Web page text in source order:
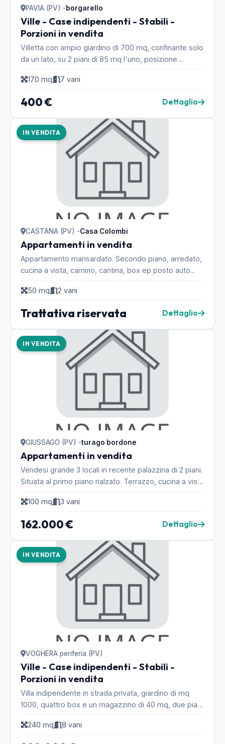
PAVIA (PV) -borgarello
Ville - Case indipendenti - Stabili -
Porzioni in vendita
Villetta con ampio giardino di 700 mq, confinante solo
da un lato, su 2 piani di 85 mq l'uno, posizione
tranquilla, ben arredata e in buono stato....
170 mq
7 vani
400 € Dettaglio
IN VENDITA
CASTANA (PV) -Casa Colombi
Appartamenti in vendita
Appartamento mansardato. Secondo piano, arredato,
cucina a vista, camino, cantina, box ep posto auto...
50 mq 2 vani
Trattativa riservata Dettaglio
IN VENDITA
GIUSSAGO (PV) -turago bordone
Appartamenti in vendita
Vendesi grande 3 locali in recente palazzina di 2 piani.
Situata al primo piano rialzato. Terrazzo, cucina a vista
ma possibilita’ di creare un muro e...
100 mq
3 vani
162.000 € Dettaglio
IN VENDITA
VOGHERA periferia (PV)
Ville - Case indipendenti - Stabili -
Porzioni in vendita
Villa indipendente in strada privata, giardino di mq
1000, quattro box e un magazzino di 40 mq, due piani
fuori terra, al piano rialzato grande soggio...
240 mq
8 vani